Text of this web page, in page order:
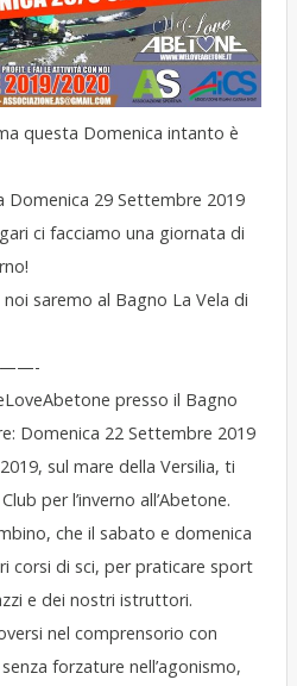
questa Domenica intanto è
Domenica 29 Settembre 2019
ci facciamo una giornata di
saremo al Bagno La Vela di
presso il Bagno
Domenica 22 Settembre 2019
sul mare della Versilia, ti
per l’inverno all’Abetone.
che il sabato e domenica
corsi di sci, per praticare sport
e dei nostri istruttori.
nel comprensorio con
forzature nell’agonismo,